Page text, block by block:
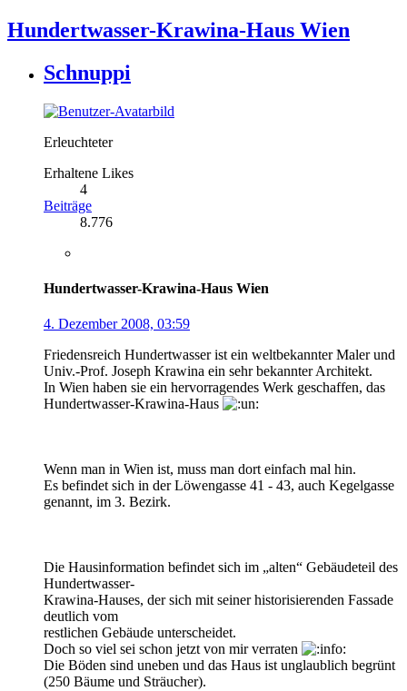
Hundertwasser-Krawina-Haus Wien
Schnuppi
Erleuchteter
Erhaltene Likes
4
Beiträge
8.776
Hundertwasser-Krawina-Haus Wien
4. Dezember 2008, 03:59
Friedensreich Hundertwasser ist ein weltbekannter Maler und
Univ.-Prof. Joseph Krawina ein sehr bekannter Architekt.
In Wien haben sie ein hervorragendes Werk geschaffen, das
Hundertwasser-Krawina-Haus
Wenn man in Wien ist, muss man dort einfach mal hin.
Es befindet sich in der Löwengasse 41 - 43, auch Kegelgasse
genannt, im 3. Bezirk.
Die Hausinformation befindet sich im „alten“ Gebäudeteil des
Hundertwasser-
Krawina-Hauses, der sich mit seiner historisierenden Fassade
deutlich vom
restlichen Gebäude unterscheidet.
Doch so viel sei schon jetzt von mir verraten
Die Böden sind uneben und das Haus ist unglaublich begrünt
(250 Bäume und Sträucher).